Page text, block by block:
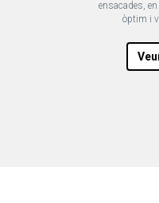
ensacades,
òptim i